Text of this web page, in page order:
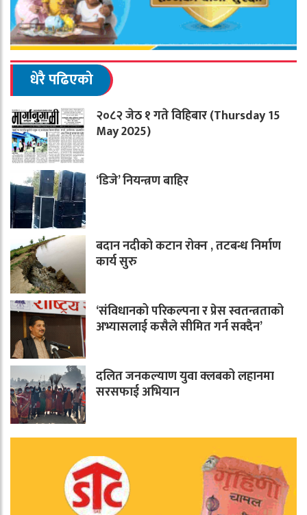
धेरै पढिएको
२०८२ जेठ १ गते विहिबार (Thursday 15
May 2025)
‘डिजे’ नियन्त्रण बाहिर
बदान नदीको कटान रोक्न , तटबन्ध निर्माण
कार्य सुरु
‘संविधानको परिकल्पना र प्रेस स्वतन्त्रताको
अभ्यासलाई कसैले सीमित गर्न सक्दैन’
दलित जनकल्याण युवा क्लबको लहानमा
सरसफाई अभियान